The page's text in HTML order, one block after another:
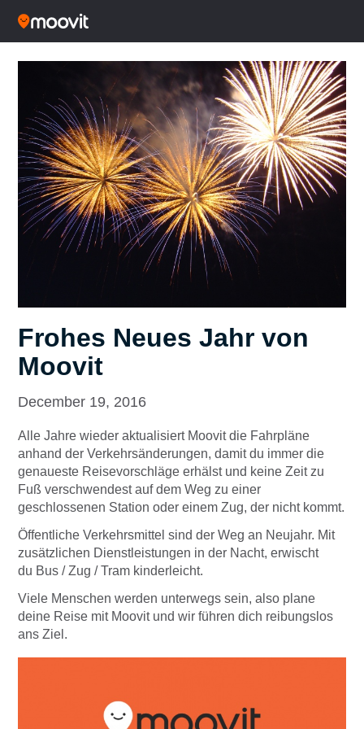
Frohes Neues Jahr von
Moovit
December 19, 2016
Alle Jahre wieder aktualisiert Moovit die Fahrpläne
anhand der Verkehrsänderungen, damit du immer die
genaueste Reisevorschläge erhälst und keine Zeit zu
Fuß verschwendest auf dem Weg zu einer
geschlossenen Station oder einem Zug, der nicht kommt.
Öffentliche Verkehrsmittel sind der Weg an Neujahr. Mit
zusätzlichen Dienstleistungen in der Nacht, erwischt
du Bus / Zug / Tram kinderleicht.
Viele Menschen werden unterwegs sein, also plane
deine Reise mit Moovit und wir führen dich reibungslos
ans Ziel.